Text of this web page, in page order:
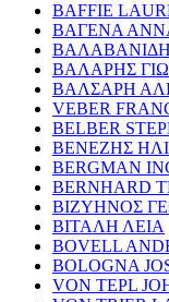
BAFFIE
ΒΑΓΕΝΑ
ΒΑΛΑΡΗΣ
ΒΑΛΣΑΡΗ
VEBER
BELBER
ΒΕΝΕΖΗΣ
BERGMAN
BERNHARD
ΒΙΖΥΗΝΟΣ
ΒΙΤΑΛΗ ΛΕΙΑ
BOVELL
BOLOGNA
VON TEPL